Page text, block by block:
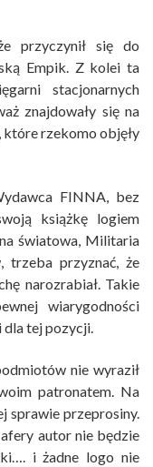
przyczynił się do
Empik. Z kolei ta
stacjonarnych
znajdowały się na
rzekomo objęły
FINNA, bez
książkę logiem
światowa, Militaria
trzeba przyznać, że
narozrabiał. Takie
wiarygodności
tej pozycji.
nie wyraził
patronatem. Na
sprawie przeprosiny.
afery autor nie będzie
i żadne logo nie